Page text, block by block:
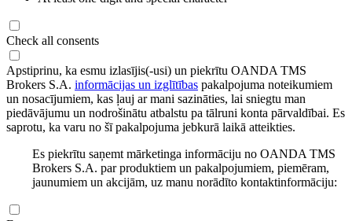
Check all consents
Apstiprinu, ka esmu izlasījis(-usi) un piekrītu OANDA TMS
Brokers S.A. informācijas un izglītības pakalpojuma noteikumiem
un nosacījumiem, kas ļauj ar mani sazināties, lai sniegtu man
piedāvājumu un nodrošinātu atbalstu pa tālruni konta pārvaldībai. Es
saprotu, ka varu no šī pakalpojuma jebkurā laikā atteikties.
Es piekrītu saņemt mārketinga informāciju no OANDA TMS
Brokers S.A. par produktiem un pakalpojumiem, piemēram,
jaunumiem un akcijām, uz manu norādīto kontaktinformāciju: